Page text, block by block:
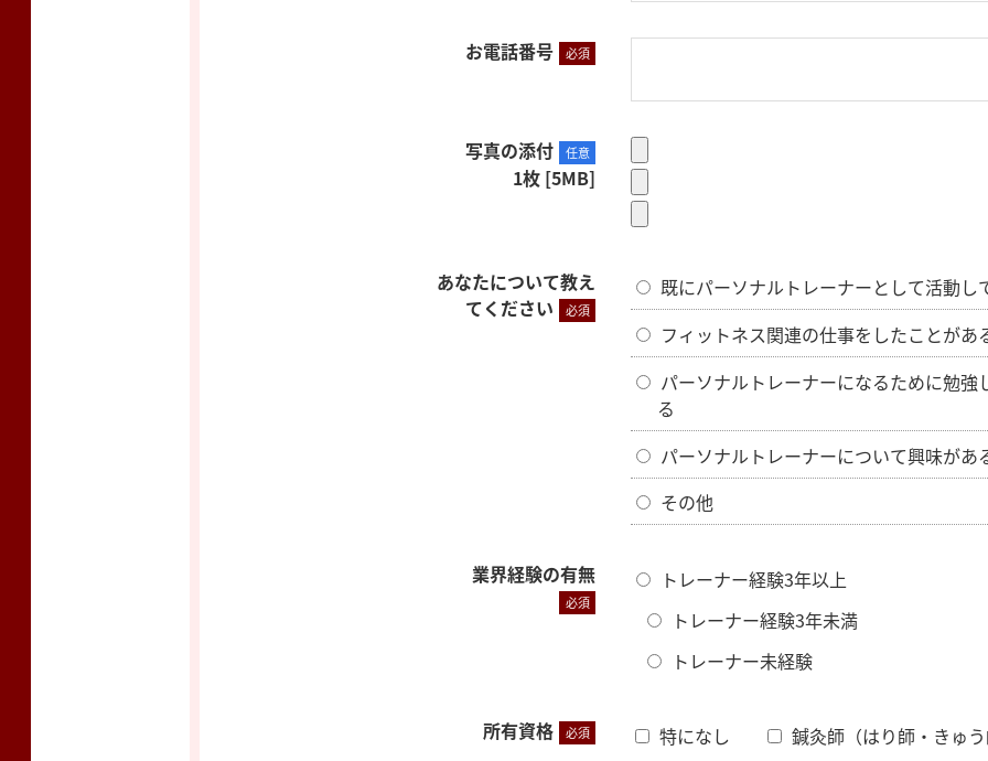
お電話番号 必須
写真の添付 任意
1枚 [5MB]
あなたについて教え
てください
必須
既にパーソナルトレーナーとして活動し
フィットネス関連の仕事をしたことがあ
パーソナルトレーナーになるために勉強
る
パーソナルトレーナーについて興味があ
その他
業界経験の有無
必須
トレーナー経験3年以上
トレーナー経験3年未満
トレーナー未経験
所有資格 必須 特になし
鍼灸師（はり師・きゅ